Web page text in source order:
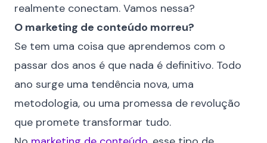
realmente conectam. Vamos nessa?
O marketing de conteúdo morreu?
Se tem uma coisa que aprendemos com o
passar dos anos é que nada é definitivo. Todo
ano surge uma tendência nova, uma
metodologia, ou uma promessa de revolução
que promete transformar tudo.